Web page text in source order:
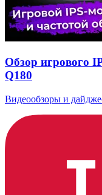
Обзор игрового
Q180
Видеообзоры и